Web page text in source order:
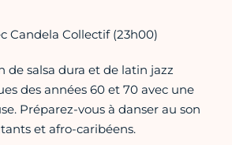
Candela Collectif (23h00)
de salsa dura et de latin jazz
des années 60 et 70 avec une
Préparez-vous à danser au son
et afro-caribéens.